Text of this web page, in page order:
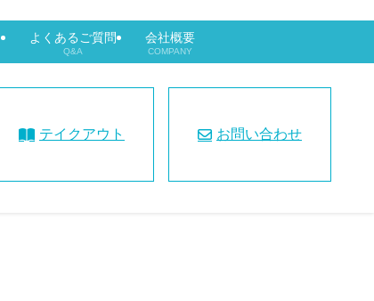
テイクアウト お問い合わせ
よくあるご質問
Q&A
会社概要
COMPANY